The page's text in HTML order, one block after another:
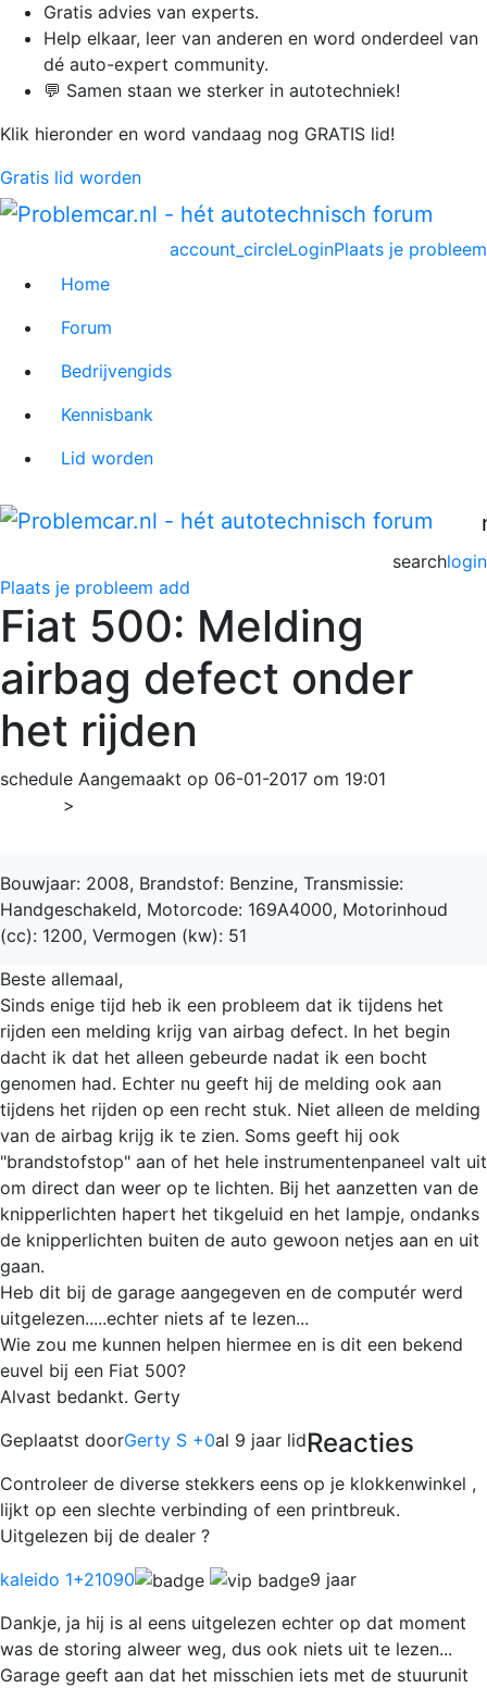
Gratis advies van experts.
Help elkaar, leer van anderen en word onderdeel van
dé auto-expert community.
💬 Samen staan we sterker in autotechniek!
Klik hieronder en word vandaag nog GRATIS lid!
Gratis lid worden
Plaats je probleem
account_circleLogin
Home
Forum
Bedrijvengids
Kennisbank
Lid worden
login
search
Plaats je probleem add
Fiat 500: Melding
airbag defect onder
het rijden
schedule Aangemaakt op 06-01-2017 om 19:01
>
Bouwjaar: 2008, Brandstof: Benzine, Transmissie:
Handgeschakeld, Motorcode: 169A4000, Motorinhoud
(cc): 1200, Vermogen (kw): 51
Beste allemaal,
Sinds enige tijd heb ik een probleem dat ik tijdens het
rijden een melding krijg van airbag defect. In het begin
dacht ik dat het alleen gebeurde nadat ik een bocht
genomen had. Echter nu geeft hij de melding ook aan
tijdens het rijden op een recht stuk. Niet alleen de melding
van de airbag krijg ik te zien. Soms geeft hij ook
"brandstofstop" aan of het hele instrumentenpaneel valt uit
om direct dan weer op te lichten. Bij het aanzetten van de
knipperlichten hapert het tikgeluid en het lampje, ondanks
de knipperlichten buiten de auto gewoon netjes aan en uit
gaan.
Heb dit bij de garage aangegeven en de computér werd
uitgelezen.....echter niets af te lezen...
Wie zou me kunnen helpen hiermee en is dit een bekend
euvel bij een Fiat 500?
Alvast bedankt. Gerty
Geplaatst doorGerty S +0al 9 jaar lidReacties
Controleer de diverse stekkers eens op je klokkenwinkel ,
lijkt op een slechte verbinding of een printbreuk.
Uitgelezen bij de dealer ?
kaleido 1+21090
9 jaar
Dankje, ja hij is al eens uitgelezen echter op dat moment
was de storing alweer weg, dus ook niets uit te lezen...
Garage geeft aan dat het misschien iets met de stuurunit